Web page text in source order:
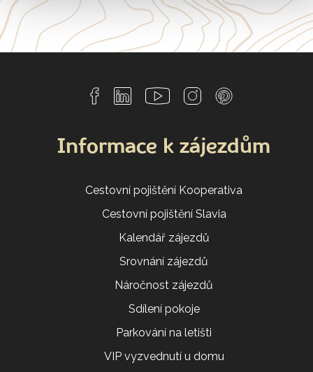
Informace k zájezdům
Cestovní pojištění Kooperativa
Cestovní pojištění Slavia
Kalendář zájezdů
Srovnání zájezdů
Náročnost zájezdů
Sdílení pokoje
Parkování na letišti
VIP vyzvednutí u domu